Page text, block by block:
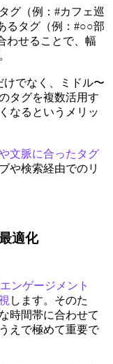
グ（例：#カフェ巡
るタグ（例：#○○部
わせることで、幅
けでなく、ミドル〜
タグを複数活用す
なるというメリッ
文脈に合ったタグ
や検索経由でのリ
適化
ンゲージメント
します。そのた
時間帯に合わせて
えで極めて重要で